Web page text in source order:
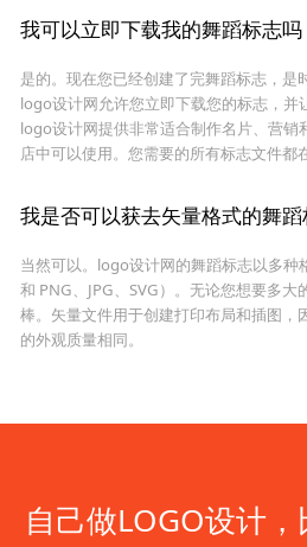
我可以立即下载我的舞蹈标志吗
是的。现在您已经创建了完舞蹈标志，是
logo设计网允许您立即下载您的标志，并
logo设计网提供非常适合制作名片、营销
店中可以使用。您需要的所有标志文件都
我是否可以获去矢量格式的舞蹈
当然可以。logo设计网的舞蹈标志以多种
和 PNG、JPG、SVG）。无论您想要多
棒。矢量文件用于创建打印布局和插图，
的外观质量相同。
自己做LOGO设计，